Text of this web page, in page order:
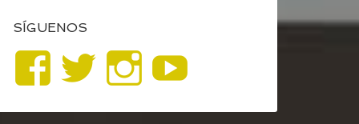
SÍGUENOS
Ver
perfil
Ver
perfil
Ver
perfil